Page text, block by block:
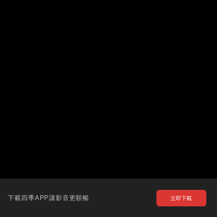
下載四季APP讓影音更順暢 立即下載